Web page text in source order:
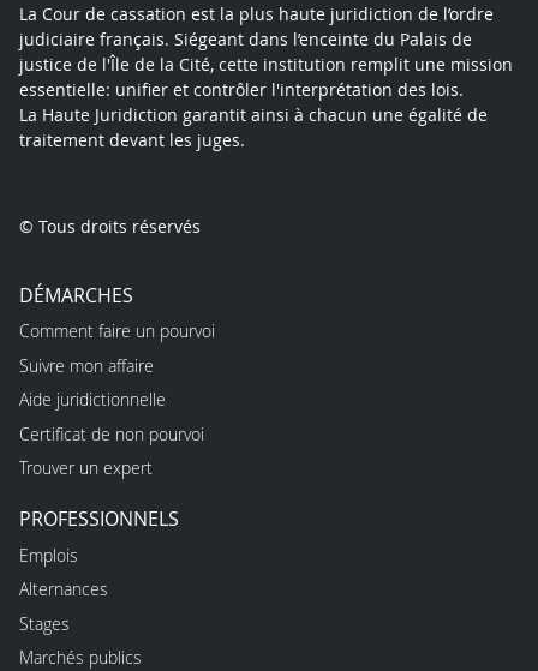
La Cour de cassation est la plus haute juridiction de l’ordre
judiciaire français. Siégeant dans l’enceinte du Palais de
justice de l'Île de la Cité, cette institution remplit une mission
essentielle: unifier et contrôler l'interprétation des lois.
La Haute Juridiction garantit ainsi à chacun une égalité de
traitement devant les juges.
© Tous droits réservés
DÉMARCHES
Comment faire un pourvoi
Suivre mon affaire
Aide juridictionnelle
Certificat de non pourvoi
Trouver un expert
PROFESSIONNELS
Emplois
Alternances
Stages
Marchés publics